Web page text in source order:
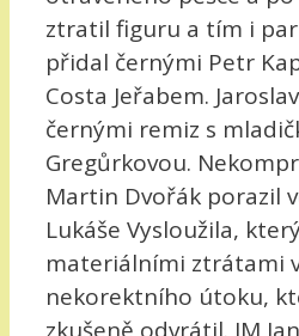
ztratil figuru a tím i
přidal černými Petr
Costa Jeřabem.
černými remiz s
Gregůrkovou.
Martin Dvořák porazil
Lukáše Vysloužila,
materiálními ztrátami
nekorektního útoku,
zkušeně odvrátil. IM